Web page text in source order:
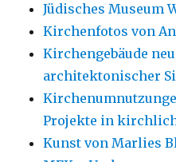
Jüdisches Museum
Kirchenfotos von
Kirchengebäude
architektonischer
Projekte in
Kunst von Marlies